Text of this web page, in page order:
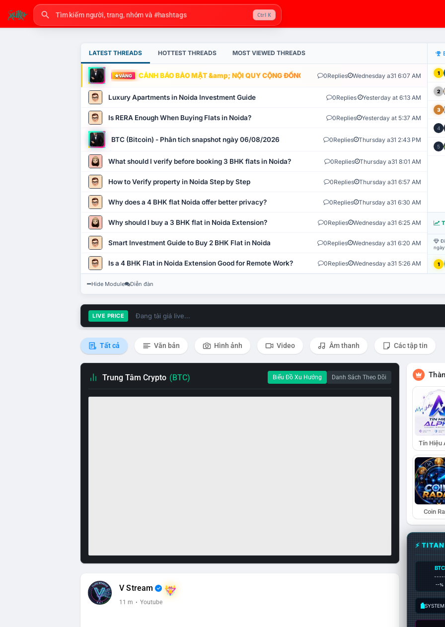
Ctrl K
LATEST THREADS HOTTEST THREADS MOST VIEWED THREADS
VÀNG CẢNH BÁO BẢO MẬT &amp; NỘI QUY CỘNG ĐỒNG VLIKE.VN: HỆ THỐNG GIÁM SÁT TỰ
0Replies Wednesday a31 6:07 AM
Luxury Apartments in Noida Investment Guide 0Replies Yesterday at 6:13 AM
Is RERA Enough When Buying Flats in Noida? 0Replies Yesterday at 5:37 AM
BTC (Bitcoin) - Phân tích snapshot ngày 06/08/2026 0Replies Thursday a31 2:43 PM
What should I verify before booking 3 BHK flats in Noida? 0Replies Thursday a31 8:01 AM
How to Verify property in Noida Step by Step 0Replies Thursday a31 6:57 AM
Why does a 4 BHK flat Noida offer better privacy? 0Replies Thursday a31 6:30 AM
Why should I buy a 3 BHK flat in Noida Extension? 0Replies Wednesday a31 6:25 AM
Smart Investment Guide to Buy 2 BHK Flat in Noida 0Replies Wednesday a31 6:20 AM
Is a 4 BHK Flat in Noida Extension Good for Remote Work? 0Replies Wednesday a31 5:26 AM
1
2
3
4
5
1
Hide Module Diễn đàn
LIVE PRICE Đang tải giá live...
Tất cả Văn bản Hình ảnh Video Âm thanh Các tập tin
Trung Tâm Crypto (BTC) Biểu Đồ Xu Hướng Danh Sách Theo Dõi
V Stream
11 m · Youtube
Tín Hiệu
Coin
⚡
BTC
--%